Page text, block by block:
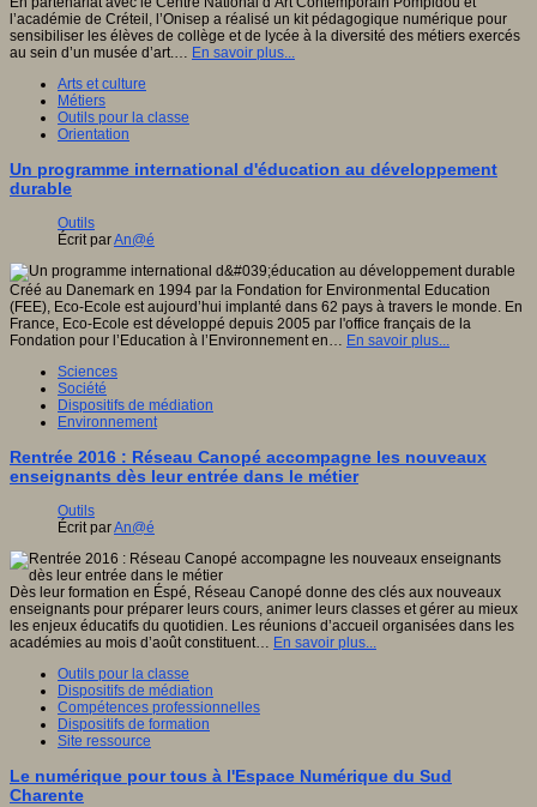
l’académie de Créteil, l’Onisep a réalisé un kit pédagogique numérique pour
sensibiliser les élèves de collège et de lycée à la diversité des métiers exercés
au sein d’un musée d’art.… En savoir plus...
Arts et culture
Métiers
Outils pour la classe
Orientation
Un programme international d'éducation au développement
durable
Outils
Écrit parAn@é
Créé au Danemark en 1994 par la Fondation for Environmental Education
(FEE), Eco-Ecole est aujourd’hui implanté dans 62 pays à travers le monde. En
France, Eco-Ecole est développé depuis 2005 par l'office français de la
Fondation pour l’Education à l’Environnement en… En savoir plus...
Sciences
Société
Dispositifs de médiation
Environnement
Rentrée 2016 : Réseau Canopé accompagne les nouveaux
enseignants dès leur entrée dans le métier
Outils
Écrit parAn@é
Dès leur formation en Éspé, Réseau Canopé donne des clés aux nouveaux
enseignants pour préparer leurs cours, animer leurs classes et gérer au mieux
les enjeux éducatifs du quotidien. Les réunions d’accueil organisées dans les
académies au mois d’août constituent… En savoir plus...
Outils pour la classe
Dispositifs de médiation
Compétences professionnelles
Dispositifs de formation
Site ressource
Le numérique pour tous à l'Espace Numérique du Sud
Charente